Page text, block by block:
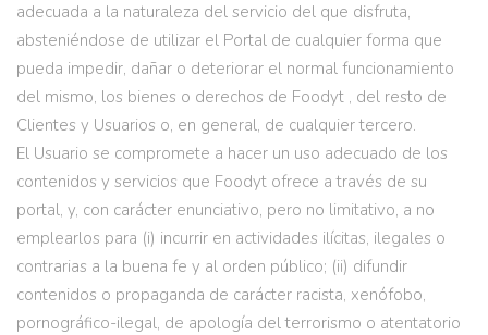
adecuada a la naturaleza del servicio del que disfruta,
absteniéndose de utilizar el Portal de cualquier forma que
pueda impedir, dañar o deteriorar el normal funcionamiento
del mismo, los bienes o derechos de Foodyt , del resto de
Clientes y Usuarios o, en general, de cualquier tercero.
El Usuario se compromete a hacer un uso adecuado de los
contenidos y servicios que Foodyt ofrece a través de su
portal, y, con carácter enunciativo, pero no limitativo, a no
emplearlos para (i) incurrir en actividades ilícitas, ilegales o
contrarias a la buena fe y al orden público; (ii) difundir
contenidos o propaganda de carácter racista, xenófobo,
pornográfico-ilegal, de apología del terrorismo o atentatorio